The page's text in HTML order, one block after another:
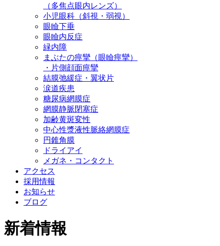
（多焦点眼内レンズ）
小児眼科（斜視・弱視）
眼瞼下垂
眼瞼内反症
緑内障
まぶたの痙攣（眼瞼痙攣）
・片側顔面痙攣
結膜弛緩症・翼状片
涙道疾患
糖尿病網膜症
網膜静脈閉塞症
加齢黄斑変性
中心性漿液性脈絡網膜症
円錐角膜
ドライアイ
メガネ・コンタクト
アクセス
採用情報
お知らせ
ブログ
新着情報